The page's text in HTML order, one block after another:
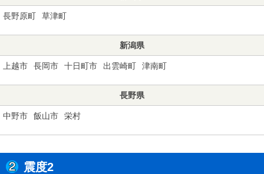
長野原町 草津町
新潟県
上越市 長岡市 十日町市 出雲崎町 津南町
長野県
中野市 飯山市 栄村
震度2